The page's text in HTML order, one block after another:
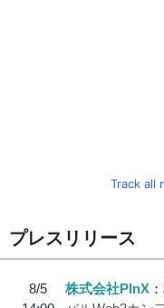
Track all
プレスリリース
8/5
株式会社PlnX